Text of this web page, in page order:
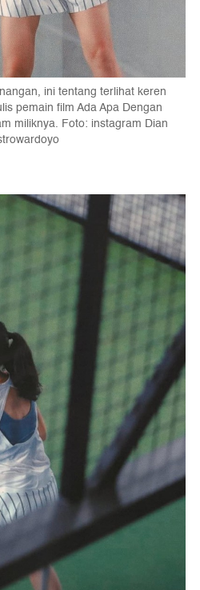
ini tentang terlihat keren
pemain film Ada Apa Dengan
miliknya. Foto: instagram Dian